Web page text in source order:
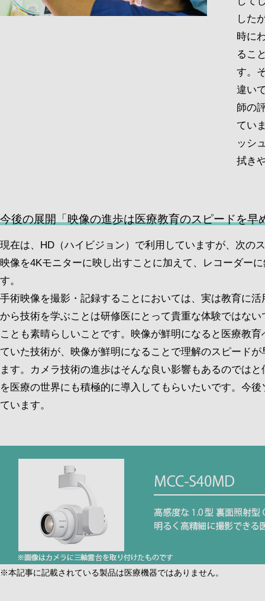
した
時に
るこ
す。
違い
師の
てい
ッシ
拭き
今後の展開「映像の進歩は医療教育のスピードを早
現在は、HD（ハイビジョン）で利用していますが、次の
映像を4Kモニターに映し出すことに加えて、レコーダー
す。
手術映像を撮影・記録することにおいては、実は教育に
から技術を学ぶことは研修医にとって貴重な体験ではな
ことも素晴らしいことです。映像が鮮明になると医療教
ていた技術が、映像が鮮明になることで理解のスピード
ます。カメラ技術の進歩はそんな良い影響もあるのでは
を医療の世界にも積極的に導入してもらいたいです。今
ています。
※本記事に記載されている製品は医療機器ではありません。